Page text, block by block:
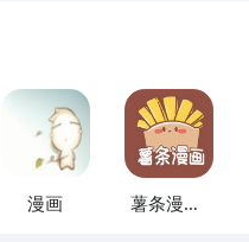
漫画
薯条漫画-